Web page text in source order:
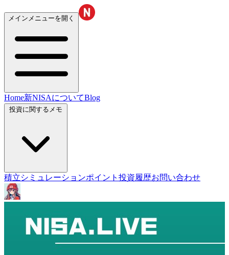
メインメニューを開く
Home新NISAについてBlog
積立シミュレーションポイント投資履歴お問い合わせ